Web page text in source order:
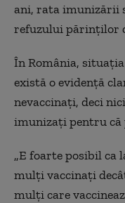
ani, rata imunizării
refuzului părinţilor
În România,
există o evidenţă
nevaccinaţi, deci
imunizaţi pentru
„E foarte posibil ca
mulţi vaccinaţi
mulţi care